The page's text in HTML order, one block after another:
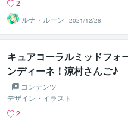
2
ルナ・ルーン
2021/12/28
キュアコーラルミッドフォ
ンディーネ！涼村さんご♪
コンテンツ
デザイン・イラスト
2